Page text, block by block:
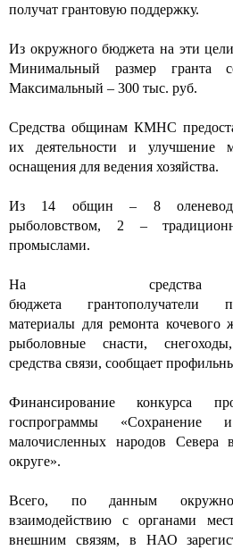
получат грантовую поддержку.
Из окружного бюджета на эти
Минимальный размер гранта
Максимальный – 300 тыс. руб.
Средства общинам КМНС
их деятельности и улучшение
оснащения для ведения хозяйства.
Из 14 общин – 8
рыболовством, 2 –
промыслами.
На средства
бюджета грантополучатели
материалы для ремонта кочевого
рыболовные снасти,
средства связи, сообщает
Финансирование конкурса
госпрограммы «Сохранение
малочисленных народов Севера
округе».
Всего, по данным
взаимодействию с органами
внешним связям, в НАО